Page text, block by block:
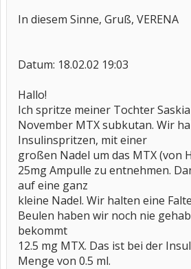
In diesem Sinne, Gruß, VERENA
Datum: 18.02.02 19:03
Hallo!
Ich spritze meiner Tochter
November MTX subkutan. Wir
Insulinspritzen, mit einer
großen Nadel um das MTX (von
25mg Ampulle zu entnehmen.
auf eine ganz
kleine Nadel. Wir halten eine
Beulen haben wir noch nie
bekommt
12.5 mg MTX. Das ist bei der
Menge von 0.5 ml.